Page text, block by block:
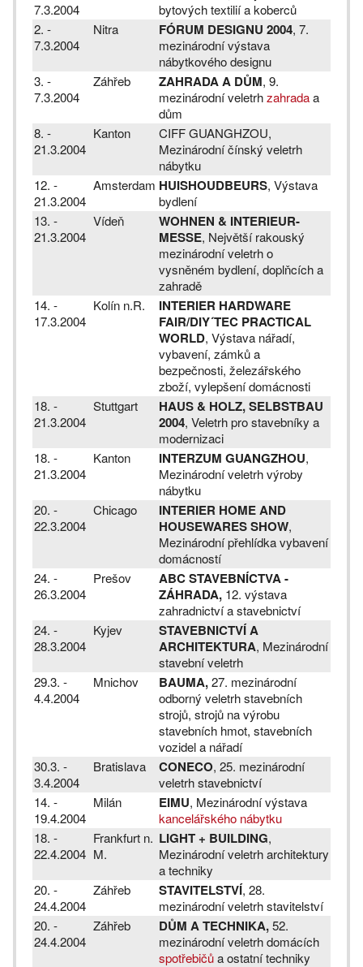
7.3.2004
bytových textilií a koberců
2. -
7.3.2004
Nitra FÓRUM DESIGNU 2004, 7.
mezinárodní výstava
nábytkového designu
3. -
7.3.2004
Záhřeb ZAHRADA A DŮM, 9.
mezinárodní veletrhzahradaa
dům
8. -
21.3.2004
Kanton
CIFF GUANGHZOU,
Mezinárodní čínský veletrh
nábytku
12. -
21.3.2004
Amsterdam HUISHOUDBEURS, Výstava
bydlení
13. -
21.3.2004
Vídeň
WOHNEN & INTERIEUR-
MESSE, Největší rakouský
mezinárodní veletrh o
vysněném bydlení, doplňcích a
zahradě
14. -
17.3.2004
Kolín n.R.
INTERIER HARDWARE
FAIR/DIY´TEC PRACTICAL
WORLD, Výstava nářadí,
vybavení, zámků a
bezpečnosti, železářského
zboží, vylepšení domácnosti
18. -
21.3.2004
Stuttgart
HAUS & HOLZ, SELBSTBAU
2004, Veletrh pro stavebníky a
modernizaci
18. -
21.3.2004
Kanton INTERZUM GUANGZHOU,
Mezinárodní veletrh výroby
nábytku
20. -
22.3.2004
Chicago
INTERIER HOME AND
HOUSEWARES SHOW,
Mezinárodní přehlídka vybavení
domácností
24. -
26.3.2004
Prešov
ABC STAVEBNÍCTVA -
ZÁHRADA, 12. výstava
zahradnictví a stavebnictví
24. -
28.3.2004
Kyjev
STAVEBNICTVÍ A
ARCHITEKTURA, Mezinárodní
stavební veletrh
29.3. -
4.4.2004
Mnichov BAUMA,27. mezinárodní
odborný veletrh stavebních
strojů, strojů na výrobu
stavebních hmot, stavebních
vozidel a nářadí
30.3. -
3.4.2004
Bratislava CONECO, 25. mezinárodní
veletrh stavebnictví
14. -
19.4.2004
Milán EIMU, Mezinárodní výstava
kancelářského nábytku
18. -
22.4.2004
Frankfurt n.
M.
LIGHT + BUILDING,
Mezinárodní veletrh architektury
a techniky
20. -
24.4.2004
Záhřeb STAVITELSTVÍ, 28.
mezinárodní veletrh stavitelství
20. -
24.4.2004
Záhřeb DŮM A TECHNIKA,52.
mezinárodní veletrh domácích
spotřebičůa ostatní techniky